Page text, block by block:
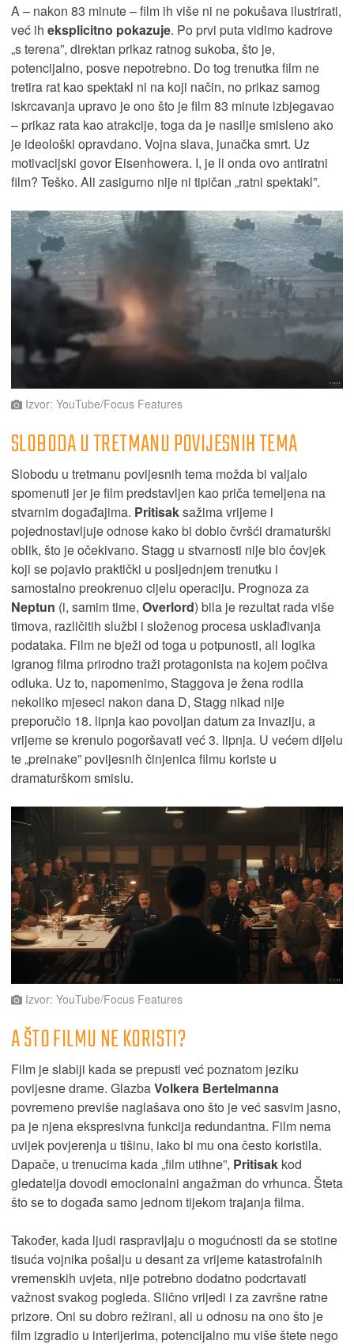
A – nakon 83 minute – film ih više ni ne pokušava ilustrirati,
već ih eksplicitno pokazuje. Po prvi puta vidimo kadrove
„s terena”, direktan prikaz ratnog sukoba, što je,
potencijalno, posve nepotrebno. Do tog trenutka film ne
tretira rat kao spektakl ni na koji način, no prikaz samog
iskrcavanja upravo je ono što je film 83 minute izbjegavao
– prikaz rata kao atrakcije, toga da je nasilje smisleno ako
je ideološki opravdano. Vojna slava, junačka smrt. Uz
motivacijski govor Eisenhowera. I, je li onda ovo antiratni
film? Teško. Ali zasigurno nije ni tipičan „ratni spektakl”.
Izvor: YouTube/Focus Features
SLOBODA U TRETMANU POVIJESNIH TEMA
Slobodu u tretmanu povijesnih tema možda bi valjalo
spomenuti jer je film predstavljen kao priča temeljena na
stvarnim događajima. Pritisaksažima vrijeme i
pojednostavljuje odnose kako bi dobio čvršći dramaturški
oblik, što je očekivano. Stagg u stvarnosti nije bio čovjek
koji se pojavio praktički u posljednjem trenutku i
samostalno preokrenuo cijelu operaciju. Prognoza za
Neptun (i, samim time, Overlord) bila je rezultat rada više
timova, različitih službi i složenog procesa usklađivanja
podataka. Film ne bježi od toga u potpunosti, ali logika
igranog filma prirodno traži protagonista na kojem počiva
odluka. Uz to, napomenimo, Staggova je žena rodila
nekoliko mjeseci nakon dana D, Stagg nikad nije
preporučio 18. lipnja kao povoljan datum za invaziju, a
vrijeme se krenulo pogoršavati već 3. lipnja. U većem dijelu
te „preinake” povijesnih činjenica filmu koriste u
dramaturškom smislu.
Izvor: YouTube/Focus Features
A ŠTO FILMU NE KORISTI?
Film je slabiji kada se prepusti već poznatom jeziku
povijesne drame. GlazbaVolkera Bertelmanna
povremeno previše naglašava ono što je već sasvim jasno,
pa je njena ekspresivna funkcija redundantna. Film nema
uvijek povjerenja u tišinu, iako bi mu ona često koristila.
Dapače, u trenucima kada „film utihne”, Pritisak kod
gledatelja dovodi emocionalni angažman do vrhunca. Šteta
što se to događa samo jednom tijekom trajanja filma.
Također, kada ljudi raspravljaju o mogućnosti da se stotine
tisuća vojnika pošalju u desant za vrijeme katastrofalnih
vremenskih uvjeta, nije potrebno dodatno podcrtavati
važnost svakog pogleda. Slično vrijedi i za završne ratne
prizore. Oni su dobro režirani, ali u odnosu na ono što je
film izgradio u interijerima, potencijalno mu više štete nego